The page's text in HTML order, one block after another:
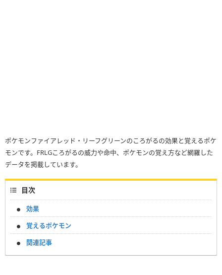
ポケモンファイアレッド・リーフグリーンのころがるの効果と覚えるポケ
モンです。FRLGころがるの威力や命中、ポケモンの覚え方など網羅した
データを掲載しています。
目次
効果
覚えるポケモン
関連記事